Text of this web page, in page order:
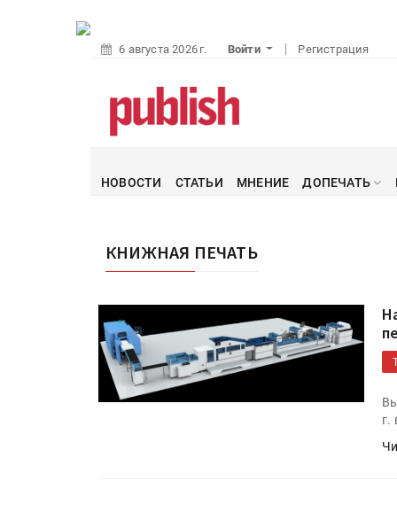
6 августа 2026 г. Войти Регистрация
НОВОСТИ СТАТЬИ МНЕНИЕ ДОПЕЧАТЬ
КНИЖНАЯ ПЕЧАТЬ
г.